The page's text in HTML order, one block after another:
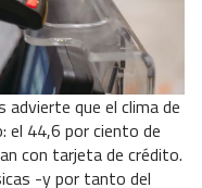
que el clima de
el 44,6 por ciento de
con tarjeta de crédito.
-y por tanto del